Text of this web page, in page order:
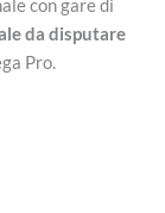
con gare di
da disputare
Pro.